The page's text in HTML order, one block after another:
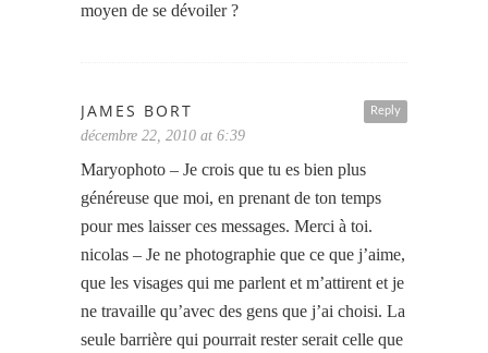
moyen de se dévoiler ?
Reply
JAMES BORT
décembre 22, 2010 at 6:39
Maryophoto – Je crois que tu es bien plus
généreuse que moi, en prenant de ton temps
pour mes laisser ces messages. Merci à toi.
nicolas – Je ne photographie que ce que j’aime,
que les visages qui me parlent et m’attirent et je
ne travaille qu’avec des gens que j’ai choisi. La
seule barrière qui pourrait rester serait celle que